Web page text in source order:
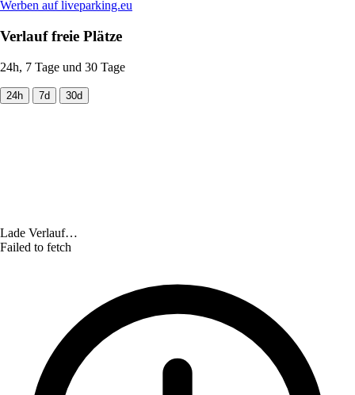
Werben auf liveparking.eu
Verlauf freie Plätze
24h, 7 Tage und 30 Tage
24h 7d 30d
Lade Verlauf…
Failed to fetch